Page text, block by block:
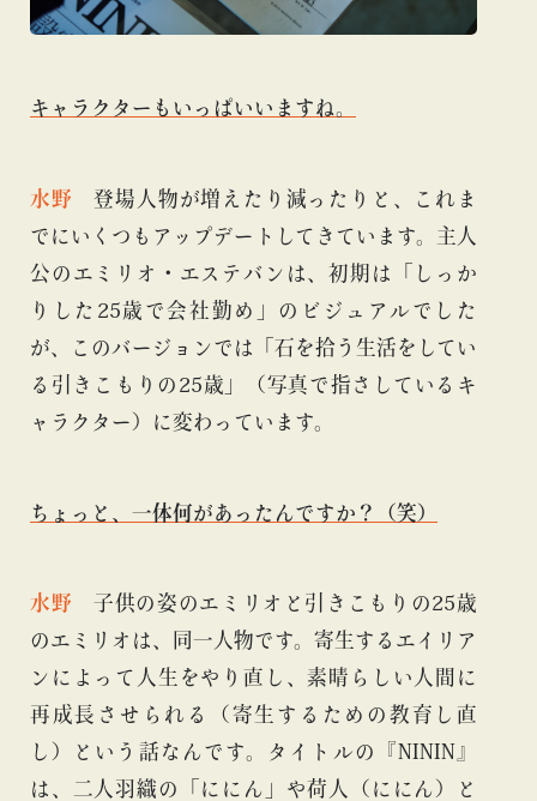
キャラクターもいっぱいいますね。
水野
登場人物が増えたり減ったりと、これま
でにいくつもアップデートしてきています。主人
公のエミリオ・エステバンは、初期は「しっか
りした25歳で会社勤め」のビジュアルでした
が、このバージョンでは「石を拾う生活をしてい
る引きこもりの25歳」（写真で指さしているキ
ャラクター）に変わっています。
ちょっと、一体何があったんですか？（笑）
水野
子供の姿のエミリオと引きこもりの25歳
のエミリオは、同一人物です。寄生するエイリア
ンによって人生をやり直し、素晴らしい人間に
再成長させられる（寄生するための教育し直
し）という話なんです。タイトルの『NININ』
は、二人羽織の「ににん」や荷人（ににん）と